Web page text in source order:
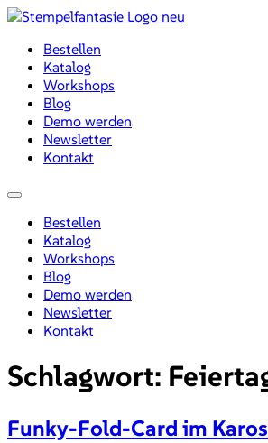
Zum
wechselnBestellen
Katalog
Workshops
Blog
Demo werden
Newsletter
Kontakt
Menü
Bestellen
Katalog
Workshops
Blog
Demo werden
Newsletter
Kontakt
Schlagwort:
Funky-Fold-Card im